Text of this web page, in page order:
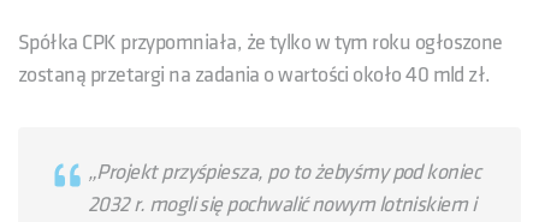
Spółka CPK przypomniała, że tylko w tym roku ogłoszone
zostaną przetargi na zadania o wartości około 40 mld zł.
„Projekt przyśpiesza, po to żebyśmy pod koniec
2032 r. mogli się pochwalić nowym lotniskiem i